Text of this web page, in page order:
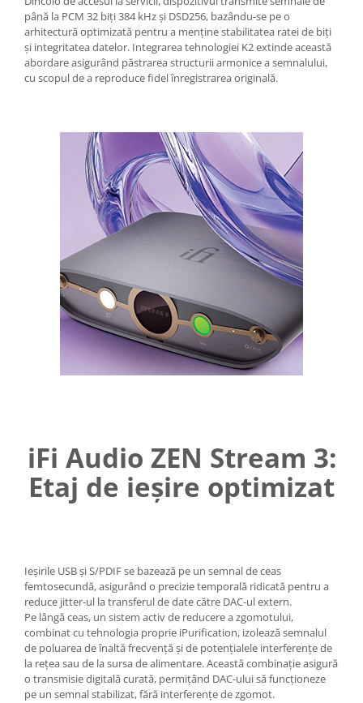
până la PCM 32 biți 384 kHz și DSD256, bazându-se pe o
arhitectură optimizată pentru a menține stabilitatea ratei de biți
și integritatea datelor. Integrarea tehnologiei K2 extinde această
abordare asigurând păstrarea structurii armonice a semnalului,
cu scopul de a reproduce fidel înregistrarea originală.
iFi Audio ZEN Stream 3:
Etaj de ieșire optimizat
Ieșirile USB și S/PDIF se bazează pe un semnal de ceas
femtosecundă, asigurând o precizie temporală ridicată pentru a
reduce jitter-ul la transferul de date către DAC-ul extern.
Pe lângă ceas, un sistem activ de reducere a zgomotului,
combinat cu tehnologia proprie iPurification, izolează semnalul
de poluarea de înaltă frecvență și de potențialele interferențe de
la rețea sau de la sursa de alimentare. Această combinație asigură
o transmisie digitală curată, permițând DAC-ului să funcționeze
pe un semnal stabilizat, fără interferențe de zgomot.